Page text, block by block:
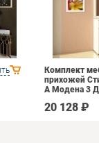
Комплект
прихожей
А Модена 3
20 128 ₽